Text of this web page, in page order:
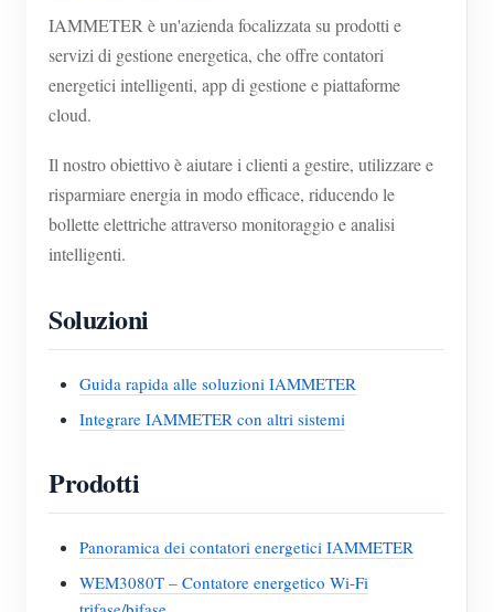
IAMMETER è un'azienda focalizzata su prodotti e
servizi di gestione energetica, che offre contatori
energetici intelligenti, app di gestione e piattaforme
cloud.
Il nostro obiettivo è aiutare i clienti a gestire, utilizzare e
risparmiare energia in modo efficace, riducendo le
bollette elettriche attraverso monitoraggio e analisi
intelligenti.
Soluzioni
Guida rapida alle soluzioni IAMMETER
Integrare IAMMETER con altri sistemi
Prodotti
Panoramica dei contatori energetici IAMMETER
WEM3080T – Contatore energetico Wi-Fi